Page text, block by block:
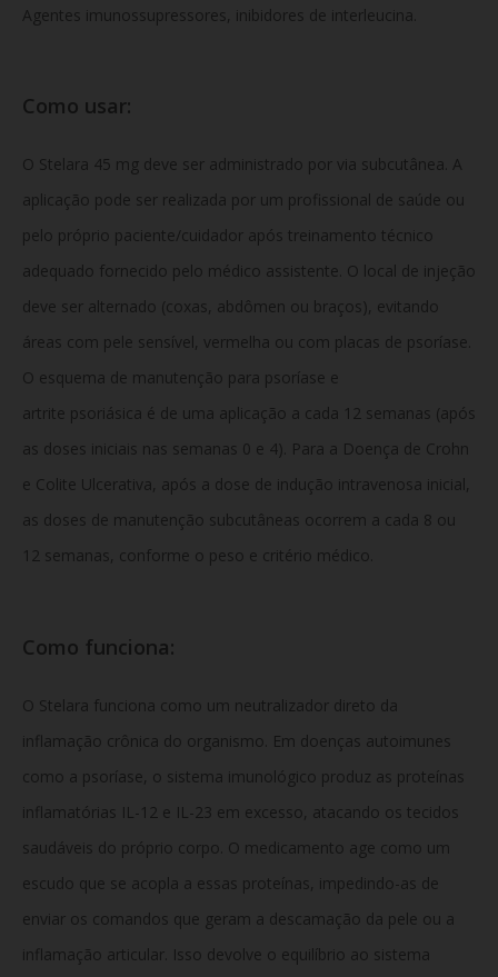
Agentes imunossupressores, inibidores de interleucina.
Como usar:
O Stelara 45 mg deve ser administrado por via subcutânea. A
aplicação pode ser realizada por um profissional de saúde ou
pelo próprio paciente/cuidador após treinamento técnico
adequado fornecido pelo médico assistente. O local de injeção
deve ser alternado (coxas, abdômen ou braços), evitando
áreas com pele sensível, vermelha ou com placas de psoríase.
O esquema de manutenção para psoríase e
artrite psoriásica é de uma aplicação a cada 12 semanas (após
as doses iniciais nas semanas 0 e 4). Para a Doença de Crohn
e Colite Ulcerativa, após a dose de indução intravenosa inicial,
as doses de manutenção subcutâneas ocorrem a cada 8 ou
12 semanas, conforme o peso e critério médico.
Como funciona:
O Stelara funciona como um neutralizador direto da
inflamação crônica do organismo. Em doenças autoimunes
como a psoríase, o sistema imunológico produz as proteínas
inflamatórias IL-12 e IL-23 em excesso, atacando os tecidos
saudáveis do próprio corpo. O medicamento age como um
escudo que se acopla a essas proteínas, impedindo-as de
enviar os comandos que geram a descamação da pele ou a
inflamação articular. Isso devolve o equilíbrio ao sistema